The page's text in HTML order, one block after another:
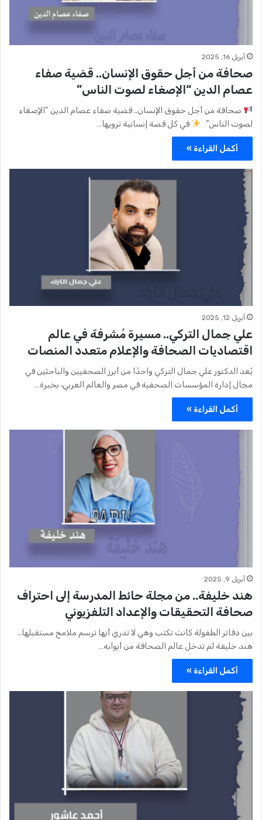
أبريل 16, 2025
صحافة من أجل حقوق الإنسان.. قضية صفاء
عصام الدين “الإصغاء لصوت الناس”
صحافة من أجل حقوق الإنسان.. قضية صفاء عصام الدين “الإصغاء
لصوت الناس”
في كل قصة إنسانية ترويها…
أكمل القراءة »
أبريل 12, 2025
علي جمال التركي.. مسيرة مُشرفة في عالم
اقتصاديات الصحافة والإعلام متعدد المنصات
يُعد الدكتور علي جمال التركي واحدًا من أبرز الصحفيين والباحثين في
مجال إدارة المؤسسات الصحفية في مصر والعالم العربي، بخبرة…
أكمل القراءة »
أبريل 9, 2025
هند خليفة.. من مجلة حائط المدرسة إلى احتراف
صحافة التحقيقات والإعداد التلفزيوني
بين دفاتر الطفولة كانت تكتب وهي لا تدري أنها ترسم ملامح مستقبلها..
هند خليفة لم تدخل عالم الصحافة من أبوابه…
أكمل القراءة »